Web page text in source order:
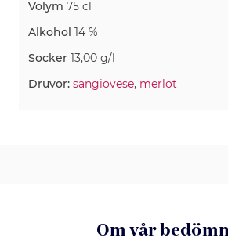
Volym 75 cl
Alkohol 14 %
Socker 13,00 g/l
Druvor: sangiovese, merlot
Om vår